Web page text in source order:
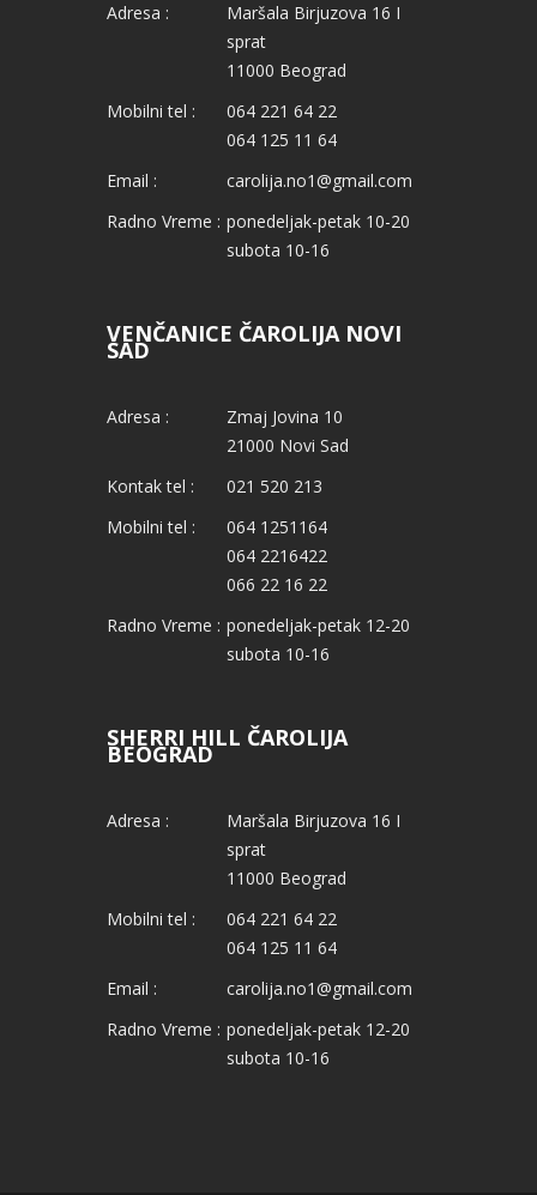
Adresa :
Maršala Birjuzova 16 I
sprat
11000 Beograd
Mobilni tel :
064 221 64 22
064 125 11 64
Email :
carolija.no1@gmail.com
Radno Vreme : ponedeljak-petak 10-20
subota 10-16
VENČANICE ČAROLIJA NOVI
SAD
Adresa :
Zmaj Jovina 10
21000 Novi Sad
Kontak tel :
021 520 213
Mobilni tel :
064 1251164
064 2216422
066 22 16 22
Radno Vreme : ponedeljak-petak 12-20
subota 10-16
SHERRI HILL ČAROLIJA
BEOGRAD
Adresa :
Maršala Birjuzova 16 I
sprat
11000 Beograd
Mobilni tel :
064 221 64 22
064 125 11 64
Email :
carolija.no1@gmail.com
Radno Vreme : ponedeljak-petak 12-20
subota 10-16